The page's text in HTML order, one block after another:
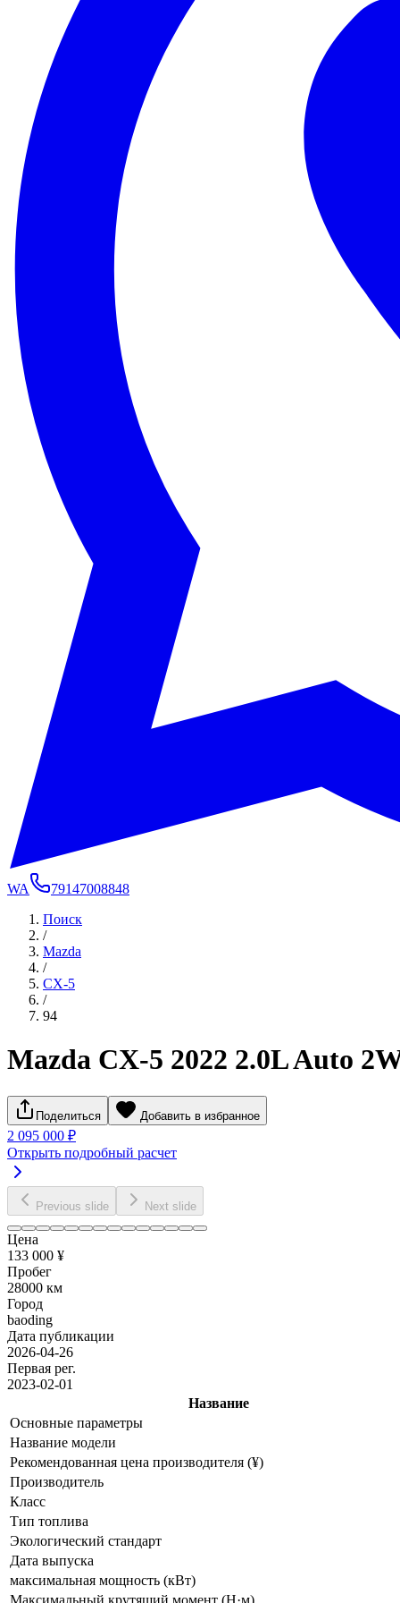
WA
79147008848
Поиск
/
Mazda
/
CX-5
/
94
Mazda CX-5 2022 2.0L Auto
Поделиться Добавить в избранное
2 095 000 ₽
Открыть подробный расчет
Previous slide Next slide
Цена
133 000 ¥
Пробег
28000 км
Город
baoding
Дата публикации
2026-04-26
Первая рег.
2023-02-01
Название
Основные параметры
Название модели
Рекомендованная цена производителя (¥)
Производитель
Класс
Тип топлива
Экологический стандарт
Дата выпуска
максимальная мощность (кВт)
Максимальный крутящий момент (Н·м)